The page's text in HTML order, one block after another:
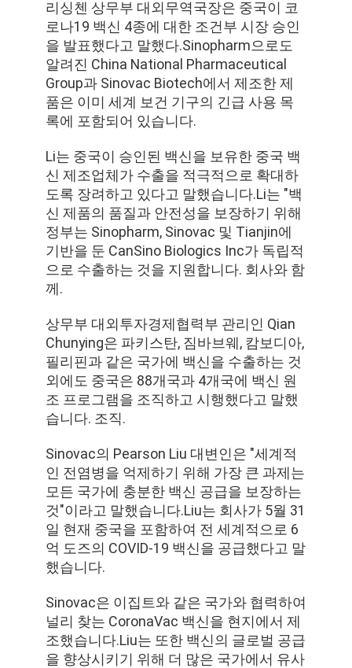
리싱첸 상무부 대외무역국장은 중국이 코
로나19 백신 4종에 대한 조건부 시장 승인
을 발표했다고 말했다.Sinopharm으로도
알려진 China National Pharmaceutical
Group과 Sinovac Biotech에서 제조한 제
품은 이미 세계 보건 기구의 긴급 사용 목
록에 포함되어 있습니다.
Li는 중국이 승인된 백신을 보유한 중국 백
신 제조업체가 수출을 적극적으로 확대하
도록 장려하고 있다고 말했습니다.Li는 "백
신 제품의 품질과 안전성을 보장하기 위해
정부는 Sinopharm, Sinovac 및 Tianjin에
기반을 둔 CanSino Biologics Inc가 독립적
으로 수출하는 것을 지원합니다. 회사와 함
께.
상무부 대외투자경제협력부 관리인 Qian
Chunying은 파키스탄, 짐바브웨, 캄보디아,
필리핀과 같은 국가에 백신을 수출하는 것
외에도 중국은 88개국과 4개국에 백신 원
조 프로그램을 조직하고 시행했다고 말했
습니다. 조직.
Sinovac의 Pearson Liu 대변인은 "세계적
인 전염병을 억제하기 위해 가장 큰 과제는
모든 국가에 충분한 백신 공급을 보장하는
것"이라고 말했습니다.Liu는 회사가 5월 31
일 현재 중국을 포함하여 전 세계적으로 6
억 도즈의 COVID-19 백신을 공급했다고 말
했습니다.
Sinovac은 이집트와 같은 국가와 협력하여
널리 찾는 CoronaVac 백신을 현지에서 제
조했습니다.Liu는 또한 백신의 글로벌 공급
을 향상시키기 위해 더 많은 국가에서 유사